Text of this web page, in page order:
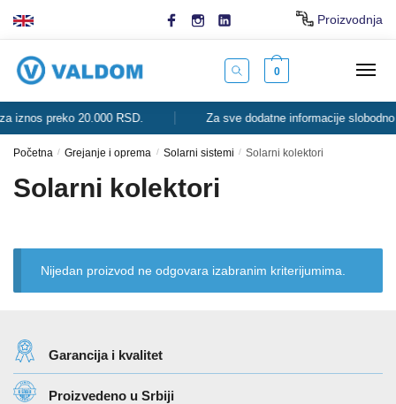
Proizvodnja
0
20.000 RSD. Za sve dodatne informacije slobodno nas
Početna / Grejanje i oprema / Solarni sistemi / Solarni kolektori
Solarni kolektori
Nijedan proizvod ne odgovara izabranim kriterijumima.
Garancija i kvalitet
Proizvedeno u Srbiji